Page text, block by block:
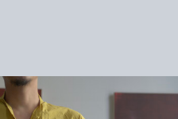
/ 股下75cm / 裾幅22cm